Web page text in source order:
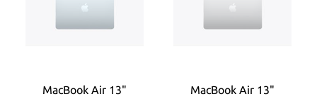
зареждане и свързване с външни устройства и 3.5mm аудио
жак. Батерията на MacBook Air издържа до 18 часа с едно
MacBook Air 13" MacBook Air 13"